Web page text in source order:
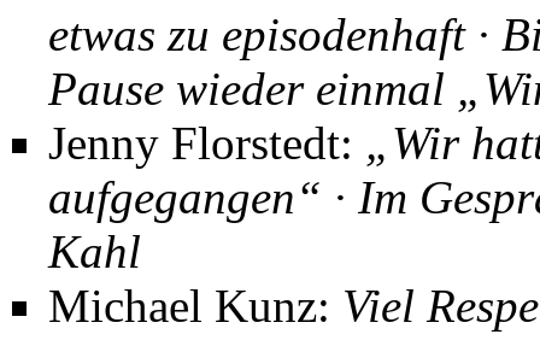
etwas zu episodenhaft ·
Pause wieder einmal
Jenny Florstedt: „Wir
aufgegangen“ · Im
Kahl
Michael Kunz: Viel